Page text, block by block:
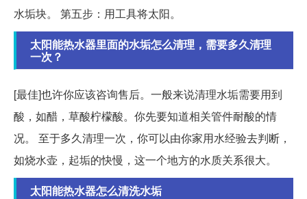
水垢块。 第五步：用工具将太阳。
太阳能热水器里面的水垢怎么清理，需要多久清理
一次？
[最佳]也许你应该咨询售后。一般来说清理水垢需要用到
酸，如醋，草酸柠檬酸。你先要知道相关管件耐酸的情
况。 至于多久清理一次，你可以由你家用水经验去判断，
如烧水壶，起垢的快慢，这一个地方的水质关系很大。
太阳能热水器怎么清洗水垢